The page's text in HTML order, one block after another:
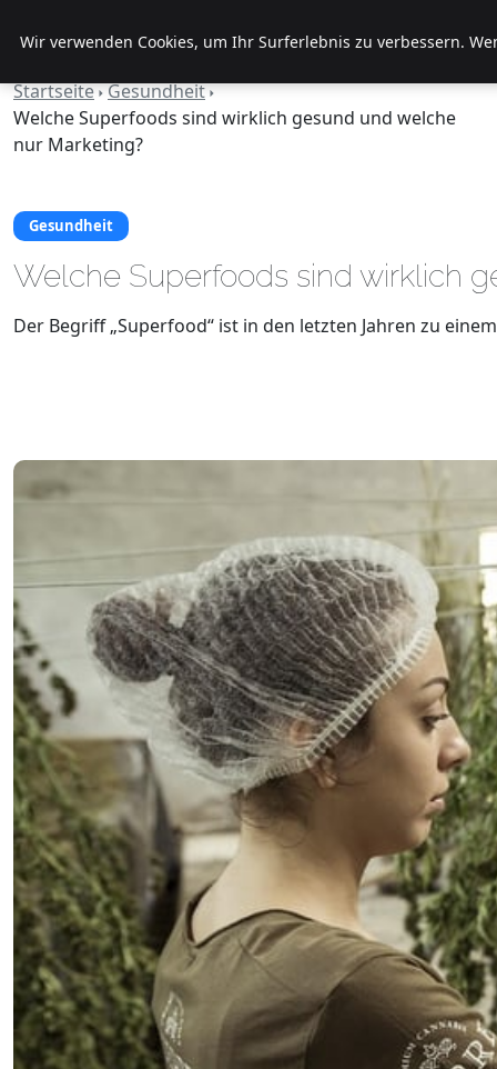
Fds
Startseite Gesundheit
Welche Superfoods sind wirklich gesund und welche
nur Marketing?
Gesundheit
Welche Superfoods sind wirklich
Der Begriff „Superfood“ ist in den letzten Jahren zu
Wir verwenden Cookies, um Ihr Surferlebnis zu verbessern.